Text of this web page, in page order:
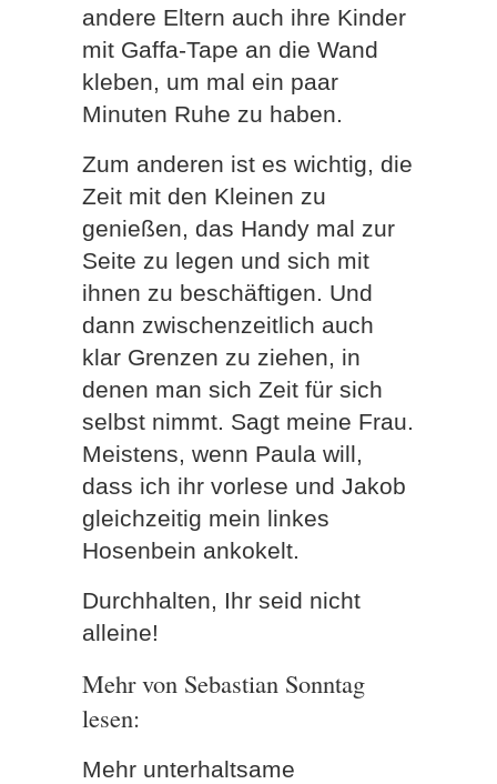
andere Eltern auch ihre Kinder
mit Gaffa-Tape an die Wand
kleben, um mal ein paar
Minuten Ruhe zu haben.
Zum anderen ist es wichtig, die
Zeit mit den Kleinen zu
genießen, das Handy mal zur
Seite zu legen und sich mit
ihnen zu beschäftigen. Und
dann zwischenzeitlich auch
klar Grenzen zu ziehen, in
denen man sich Zeit für sich
selbst nimmt. Sagt meine Frau.
Meistens, wenn Paula will,
dass ich ihr vorlese und Jakob
gleichzeitig mein linkes
Hosenbein ankokelt.
Durchhalten, Ihr seid nicht
alleine!
Mehr von Sebastian Sonntag
lesen:
Mehr unterhaltsame